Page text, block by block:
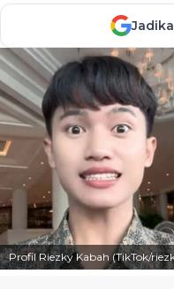
Profil Riezky Kabah (TikTok/